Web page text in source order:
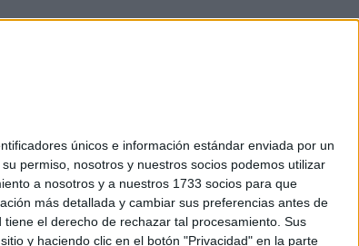
únicos e información estándar enviada por un
su permiso, nosotros y nuestros socios podemos utilizar
a nosotros y a nuestros 1733 socios para que
más detallada y cambiar sus preferencias antes de
el derecho de rechazar tal procesamiento. Sus
y haciendo clic en el botón "Privacidad" en la parte
593 2767